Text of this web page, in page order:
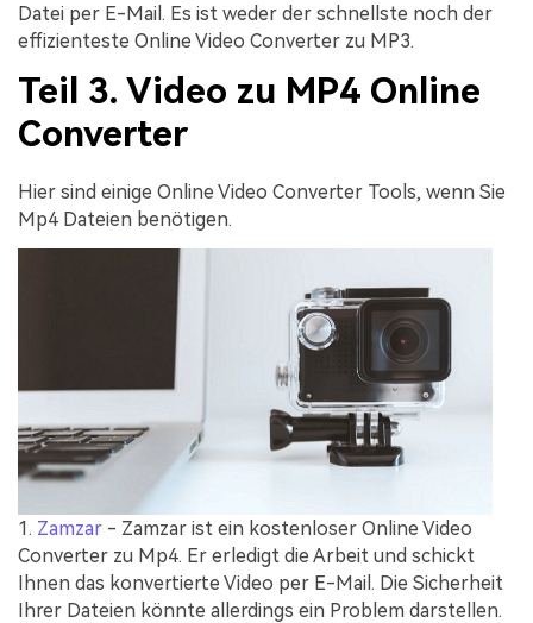
Datei per E-Mail. Es ist weder der schnellste noch der
effizienteste Online Video Converter zu MP3.
Teil 3. Video zu MP4 Online
Converter
Hier sind einige Online Video Converter Tools, wenn Sie
Mp4 Dateien benötigen.
1. Zamzar - Zamzar ist ein kostenloser Online Video
Converter zu Mp4. Er erledigt die Arbeit und schickt
Ihnen das konvertierte Video per E-Mail. Die Sicherheit
Ihrer Dateien könnte allerdings ein Problem darstellen.